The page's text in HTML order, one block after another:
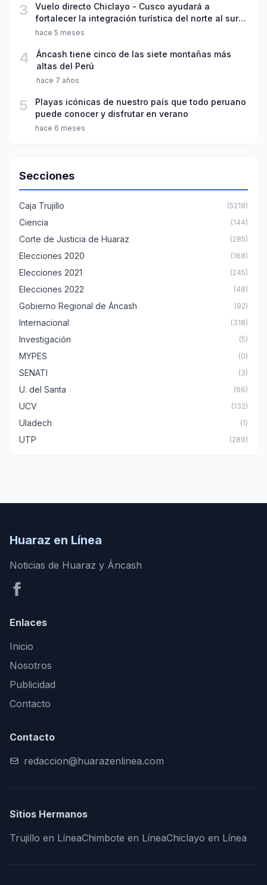
3
Vuelo directo Chiclayo - Cusco ayudará a
fortalecer la integración turística del norte al sur
del país
hace 5 meses
4
Áncash tiene cinco de las siete montañas más
altas del Perú
hace 7 años
5
Playas icónicas de nuestro país que todo peruano
puede conocer y disfrutar en verano
hace 6 meses
Secciones
Caja Trujillo (5218)
Ciencia (144)
Corte de Justicia de Huaraz (285)
Elecciones 2020 (168)
Elecciones 2021 (245)
Elecciones 2022 (48)
Gobierno Regional de Áncash (92)
Internacional (318)
Investigación (5)
MYPES (0)
SENATI (3)
U. del Santa (66)
UCV (132)
Uladech (1)
UTP (289)
Huaraz en Línea
Noticias de Huaraz y Áncash
Enlaces
Inicio
Nosotros
Publicidad
Contacto
Contacto
redaccion@huarazenlinea.com
Sitios Hermanos
Trujillo en LíneaChimbote en LíneaChiclayo en Línea